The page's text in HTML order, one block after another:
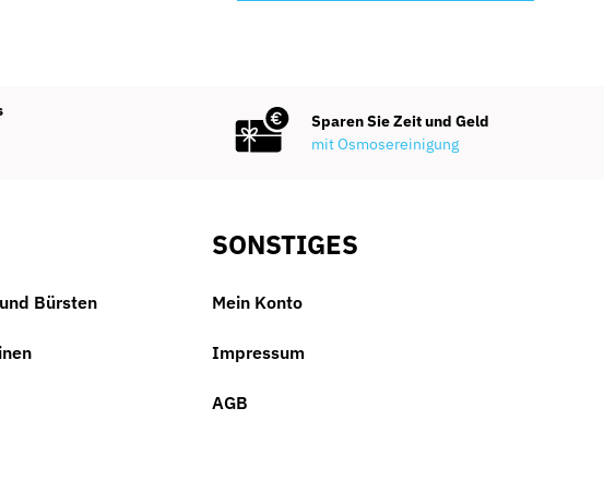
Sparen Sie Zeit und Geld
mit Osmosereinigung
Bürsten
SONSTIGES
Mein Konto
Impressum
AGB